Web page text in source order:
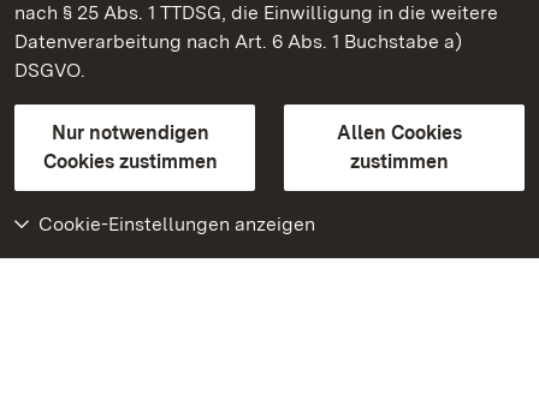
nach § 25 Abs. 1 TTDSG, die Einwilligung in die weitere
Datenverarbeitung nach Art. 6 Abs. 1 Buchstabe a)
DSGVO.
Nur notwendigen
Cookies zustimmen
Allen Cookies
zustimmen
Cookie-Einstellungen anzeigen
Staatliche Schlösser und Gärten Baden-Württemberg
Kontakt
GebärdenspracheLeichte Sprache
Erklärung zur Barrierefreiheit
BITV-konform (geprüfte Seiten)
Weiteres